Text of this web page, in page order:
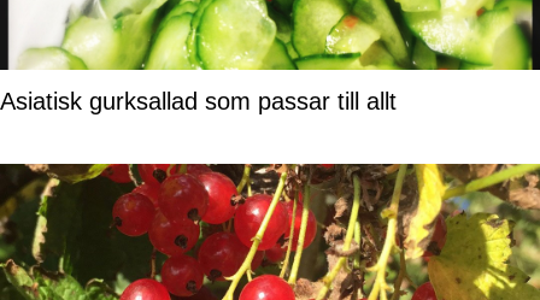
Asiatisk gurksallad som passar till allt